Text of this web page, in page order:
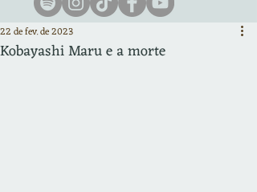
Kobayashi Maru e a morte
22 de fev. de 2023